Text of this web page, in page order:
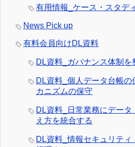
有用情報_ケース・スタデ
News Pick up
有料会員向けDL資料
DL資料_ガバナンス体制を
DL資料_個人データ台帳の
カニズムの保守
DL資料_日常業務にデー
え方を統合する
DL資料_情報セキュリティ